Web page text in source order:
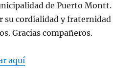
de Puerto Montt.
su cordialidad y fraternidad
Gracias compañeros.
aquí